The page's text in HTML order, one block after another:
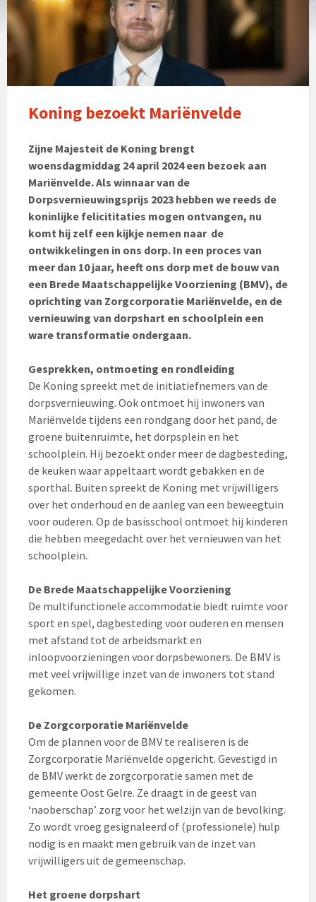
Koning bezoekt Mariënvelde
Zijne Majesteit de Koning brengt
woensdagmiddag 24 april 2024 een bezoek aan
Mariënvelde. Als winnaar van de
Dorpsvernieuwingsprijs 2023 hebben we reeds de
koninlijke felicititaties mogen ontvangen, nu
komt hij zelf een kijkje nemen naar de
ontwikkelingen in ons dorp. In een proces van
meer dan 10 jaar, heeft ons dorp met de bouw van
een Brede Maatschappelijke Voorziening (BMV), de
oprichting van Zorgcorporatie Mariënvelde, en de
vernieuwing van dorpshart en schoolplein een
ware transformatie ondergaan.
Gesprekken, ontmoeting en rondleiding
De Koning spreekt met de initiatiefnemers van de
dorpsvernieuwing. Ook ontmoet hij inwoners van
Mariënvelde tijdens een rondgang door het pand, de
groene buitenruimte, het dorpsplein en het
schoolplein. Hij bezoekt onder meer de dagbesteding,
de keuken waar appeltaart wordt gebakken en de
sporthal. Buiten spreekt de Koning met vrijwilligers
over het onderhoud en de aanleg van een beweegtuin
voor ouderen. Op de basisschool ontmoet hij kinderen
die hebben meegedacht over het vernieuwen van het
schoolplein.
De Brede Maatschappelijke Voorziening
De multifunctionele accommodatie biedt ruimte voor
sport en spel, dagbesteding voor ouderen en mensen
met afstand tot de arbeidsmarkt en
inloopvoorzieningen voor dorpsbewoners. De BMV is
met veel vrijwillige inzet van de inwoners tot stand
gekomen.
De Zorgcorporatie Mariënvelde
Om de plannen voor de BMV te realiseren is de
Zorgcorporatie Mariënvelde opgericht. Gevestigd in
de BMV werkt de zorgcorporatie samen met de
gemeente Oost Gelre. Ze draagt in de geest van
‘naoberschap’ zorg voor het welzijn van de bevolking.
Zo wordt vroeg gesignaleerd of (professionele) hulp
nodig is en maakt men gebruik van de inzet van
vrijwilligers uit de gemeenschap.
Het groene dorpshart